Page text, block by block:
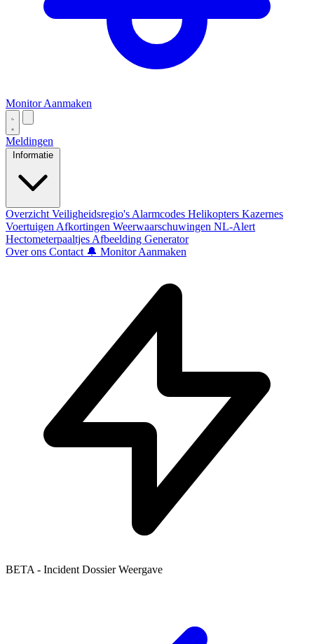
Monitor Aanmaken
Meldingen
Informatie
Overzicht Veiligheidsregio's Alarmcodes Helikopters Kazernes
Voertuigen Afkortingen Weerwaarschuwingen NL-Alert
Hectometerpaaltjes Afbeelding Generator
Over ons Contact 🔔 Monitor Aanmaken
BETA - Incident Dossier Weergave